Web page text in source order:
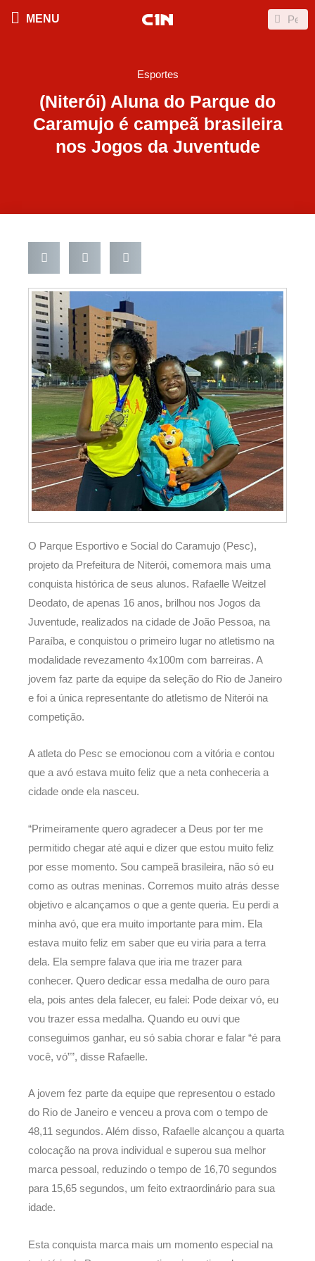
para
MENU Search
Search
Esportes
(Niterói) Aluna do Parque do
Caramujo é campeã brasileira
nos Jogos da Juventude
O Parque Esportivo e Social do Caramujo (Pesc),
projeto da Prefeitura de Niterói, comemora mais uma
conquista histórica de seus alunos. Rafaelle Weitzel
Deodato, de apenas 16 anos, brilhou nos Jogos da
Juventude, realizados na cidade de João Pessoa, na
Paraíba, e conquistou o primeiro lugar no atletismo na
modalidade revezamento 4x100m com barreiras. A
jovem faz parte da equipe da seleção do Rio de Janeiro
e foi a única representante do atletismo de Niterói na
competição.
A atleta do Pesc se emocionou com a vitória e contou
que a avó estava muito feliz que a neta conheceria a
cidade onde ela nasceu.
“Primeiramente quero agradecer a Deus por ter me
permitido chegar até aqui e dizer que estou muito feliz
por esse momento. Sou campeã brasileira, não só eu
como as outras meninas. Corremos muito atrás desse
objetivo e alcançamos o que a gente queria. Eu perdi a
minha avó, que era muito importante para mim. Ela
estava muito feliz em saber que eu viria para a terra
dela. Ela sempre falava que iria me trazer para
conhecer. Quero dedicar essa medalha de ouro para
ela, pois antes dela falecer, eu falei: Pode deixar vó, eu
vou trazer essa medalha. Quando eu ouvi que
conseguimos ganhar, eu só sabia chorar e falar “é para
você, vó””, disse Rafaelle.
A jovem fez parte da equipe que representou o estado
do Rio de Janeiro e venceu a prova com o tempo de
48,11 segundos. Além disso, Rafaelle alcançou a quarta
colocação na prova individual e superou sua melhor
marca pessoal, reduzindo o tempo de 16,70 segundos
para 15,65 segundos, um feito extraordinário para sua
idade.
Esta conquista marca mais um momento especial na